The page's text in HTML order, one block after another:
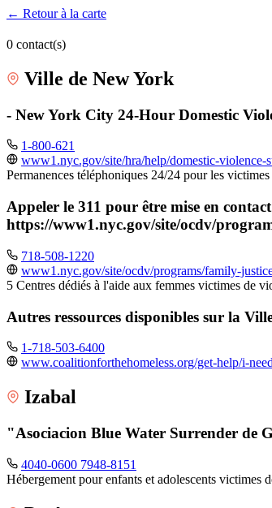
← Retour à la carte
0 contact(s)
Ville de New York
- New York City 24-Hour Domestic
1-800-621
www1.nyc.gov/site/hra/help/domestic-violence-
Permanences téléphoniques 24/24 pour les
Appeler le 311 pour être mise en
https://www1.nyc.gov/site/ocdv/
718-508-1220
www1.nyc.gov/site/ocdv/programs/family-
5 Centres dédiés à l'aide aux femmes victimes de
Autres ressources disponibles sur la
1-718-503-6400
www.coalitionforthehomeless.org/get-help/i-
Izabal
"Asociacion Blue Water Surrender de
4040-0600 7948-8151
Hébergement pour enfants et adolescents victimes